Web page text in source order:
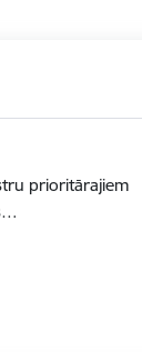
prioritārajiem